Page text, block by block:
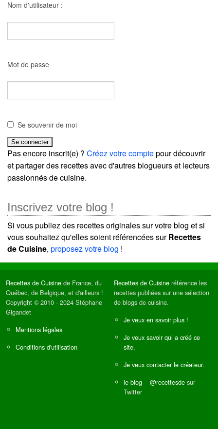
Nom d'utilisateur :
Mot de passe
Se souvenir de moi
Pas encore inscrit(e) ? Créez votre comptepour découvrir
et partager des recettes avec d'autres blogueurs et lecteurs
passionnés de cuisine.
Inscrivez votre blog !
Si vous publiez des recettes originales sur votre blog et si
vous souhaitez qu'elles soient référencées surRecettes
de Cuisine, proposez votre blog !
Recettes de Cuisine de France, du
Québec, de Belgique, et d'ailleurs !
Copyright © 2010 - 2024 Stéphane
Gigandet
Mentions légales
Conditions d'utilisation
Recettes de Cuisine référence les
recettes publiées sur une sélection
de blogs de cuisine.
Je veux en savoir plus !
Je veux savoir qui a créé ce
site.
Je veux contacter le créateur.
le blog -- @recettesde sur
Twitter